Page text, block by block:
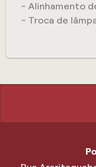
- Alinhamento
- Troca de